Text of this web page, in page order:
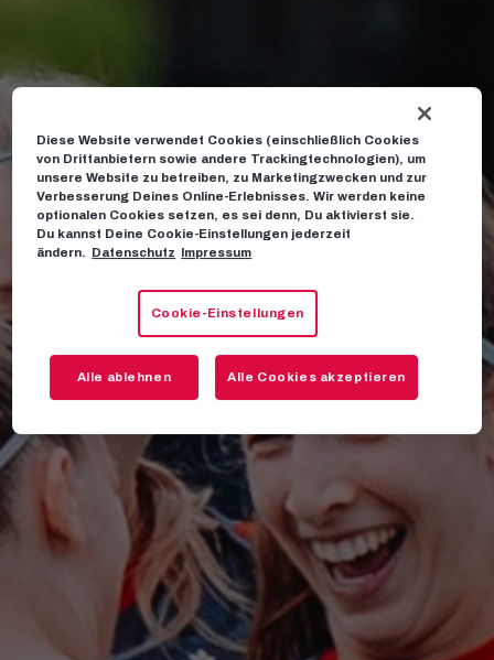
Diese Website verwendet Cookies (einschließlich Cookies
von Drittanbietern sowie andere Trackingtechnologien), um
unsere Website zu betreiben, zu Marketingzwecken und zur
Verbesserung Deines Online-Erlebnisses. Wir werden keine
optionalen Cookies setzen, es sei denn, Du aktivierst sie.
Du kannst Deine Cookie-Einstellungen jederzeit
ändern.
Datenschutz Impressum
Cookie-Einstellungen
Alle ablehnen Alle Cookies akzeptieren